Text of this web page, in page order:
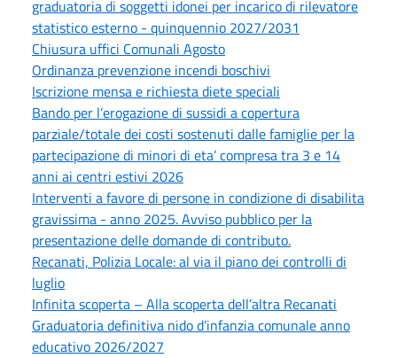
graduatoria di soggetti idonei per incarico di rilevatore
statistico esterno - quinquennio 2027/2031
Chiusura uffici Comunali Agosto
Ordinanza prevenzione incendi boschivi
Iscrizione mensa e richiesta diete speciali
Bando per l’erogazione di sussidi a copertura
parziale/totale dei costi sostenuti dalle famiglie per la
partecipazione di minori di eta’ compresa tra 3 e 14
anni ai centri estivi 2026
Interventi a favore di persone in condizione di disabilita
gravissima - anno 2025. Avviso pubblico per la
presentazione delle domande di contributo.
Recanati, Polizia Locale: al via il piano dei controlli di
luglio
Infinita scoperta – Alla scoperta dell’altra Recanati
Graduatoria definitiva nido d’infanzia comunale anno
educativo 2026/2027